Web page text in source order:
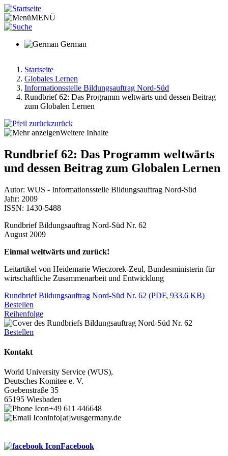
Direkt
zum
Inhalt
MENÜ
German
Pfadnavigation
Startseite
Globales Lernen
Informationsstelle Bildungsauftrag Nord-Süd
Rundbrief 62: Das Programm weltwärts und dessen Beitrag
zum Globalen Lernen
zurück
Weitere Inhalte
Rundbrief 62: Das Programm weltwärts
und dessen Beitrag zum Globalen Lernen
Autor: WUS - Informationsstelle Bildungsauftrag Nord-Süd
Jahr: 2009
ISSN: 1430-5488
Rundbrief Bildungsauftrag Nord-Süd Nr. 62
August 2009
Einmal weltwärts und zurück!
Leitartikel von Heidemarie Wieczorek-Zeul, Bundesministerin für
wirtschaftliche Zusammenarbeit und Entwicklung
Rundbrief Bildungsauftrag Nord-Süd Nr. 62 (PDF, 933.6 KB)
Bestellen
Reihenfolge
Bestellen
Kontakt
World University Service (WUS),
Deutsches Komitee e. V.
Goebenstraße 35
65195 Wiesbaden
+49 611 446648
info[at]wusgermany.de
Facebook